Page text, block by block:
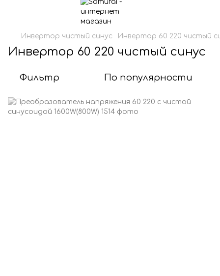
Инвертор чистый синус Инвертор 60 220 чистый
Инвертор 60 220 чистый синус
Фильтр По популярности